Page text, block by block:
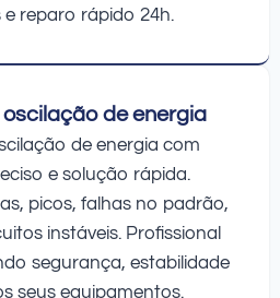
e reparo rápido 24h.
de energia
de energia com
e solução rápida.
picos, falhas no padrão,
instáveis. Profissional
segurança, estabilidade
seus equipamentos.